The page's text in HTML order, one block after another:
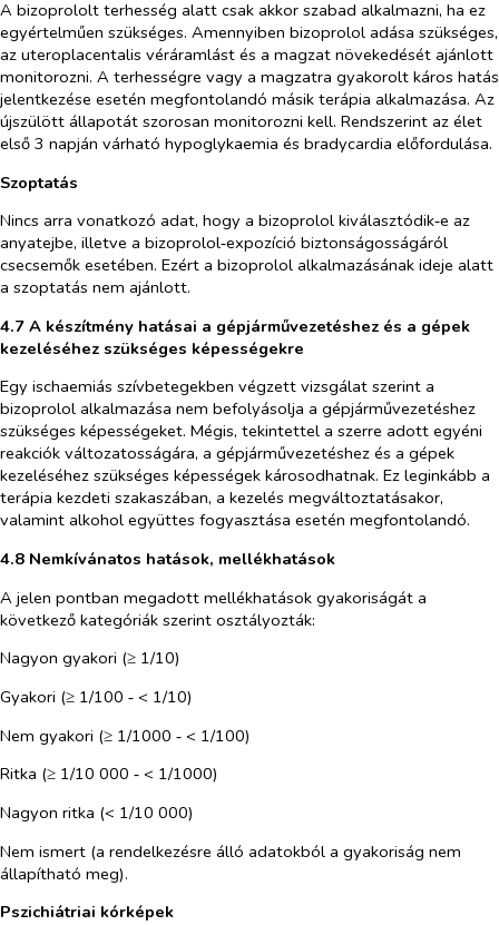
A bizoprololt terhesség alatt csak akkor szabad alkalmazni, ha ez
egyértelműen szükséges. Amennyiben bizoprolol adása szükséges,
az uteroplacentalis véráramlást és a magzat növekedését ajánlott
monitorozni. A terhességre vagy a magzatra gyakorolt káros hatás
jelentkezése esetén megfontolandó másik terápia alkalmazása. Az
újszülött állapotát szorosan monitorozni kell. Rendszerint az élet
első 3 napján várható hypoglykaemia és bradycardia előfordulása.
Szoptatás
Nincs arra vonatkozó adat, hogy a bizoprolol kiválasztódik‑e az
anyatejbe, illetve a bizoprolol‑expozíció biztonságosságáról
csecsemők esetében. Ezért a bizoprolol alkalmazásának ideje alatt
a szoptatás nem ajánlott.
4.7 A készítmény hatásai a gépjárművezetéshez és a gépek
kezeléséhez szükséges képességekre
Egy ischaemiás szívbetegekben végzett vizsgálat szerint a
bizoprolol alkalmazása nem befolyásolja a gépjárművezetéshez
szükséges képességeket. Mégis, tekintettel a szerre adott egyéni
reakciók változatosságára, a gépjárművezetéshez és a gépek
kezeléséhez szükséges képességek károsodhatnak. Ez leginkább a
terápia kezdeti szakaszában, a kezelés megváltoztatásakor,
valamint alkohol együttes fogyasztása esetén megfontolandó.
4.8 Nemkívánatos hatások, mellékhatások
A jelen pontban megadott mellékhatások gyakoriságát a
következő kategóriák szerint osztályozták:
Nagyon gyakori (≥ 1/10)
Gyakori (≥ 1/100 ‑ < 1/10)
Nem gyakori (≥ 1/1000 ‑ < 1/100)
Ritka (≥ 1/10 000 ‑ < 1/1000)
Nagyon ritka (< 1/10 000)
Nem ismert (a rendelkezésre álló adatokból a gyakoriság nem
állapítható meg).
Pszichiátriai kórképek